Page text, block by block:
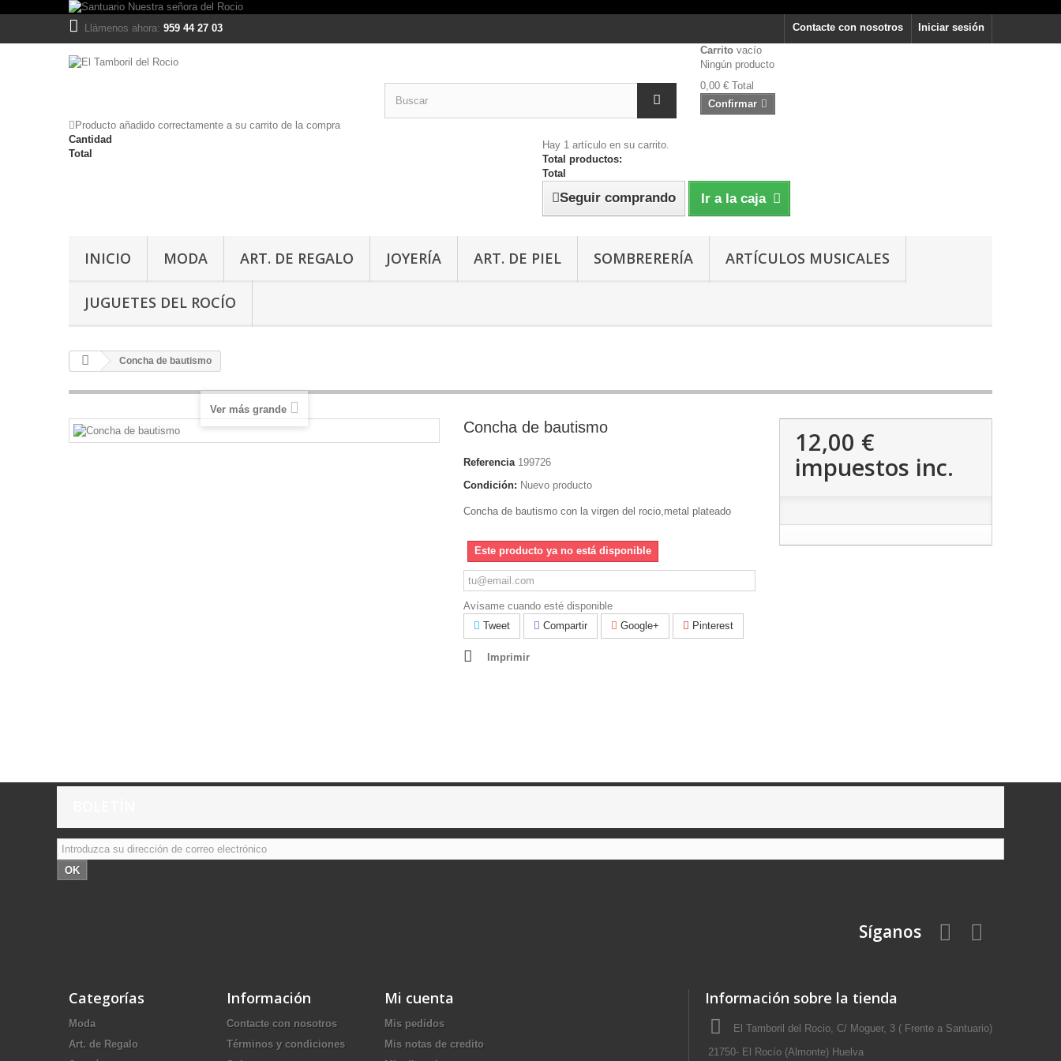
Iniciar sesión
Contacte con nosotros
Llámenos ahora: 959 44 27 03
Carrito vacío
Ningún producto
0,00 € Total
Confirmar
Producto añadido correctamente a su carrito de la compra
Cantidad
Total
Hay 1 artículo en su carrito.
Total productos:
Total
Seguir comprando Ir a la caja
INICIO MODA ART. DE REGALO JOYERÍA ART. DE PIEL SOMBRERERÍA ARTÍCULOS MUSICALES
JUGUETES DEL ROCÍO
Concha de bautismo
Ver más grande
Concha de bautismo
Referencia 199726
Condición: Nuevo producto
Concha de bautismo con la virgen del rocio,metal plateado
Este producto ya no está disponible
Avísame cuando esté disponible
Tweet
Compartir Google+ Pinterest
Imprimir
12,00 €
impuestos inc.
OK
Síganos
Categorías
Moda
Art. de Regalo
Información
Contacte con nosotros
Términos y condiciones
Mi cuenta
Mis pedidos
Mis notas de credito
Información sobre la tienda
El Tamboril del Rocio, C/ Moguer, 3 ( Frente a Santuario)
21750- El Rocío (Almonte) Huelva